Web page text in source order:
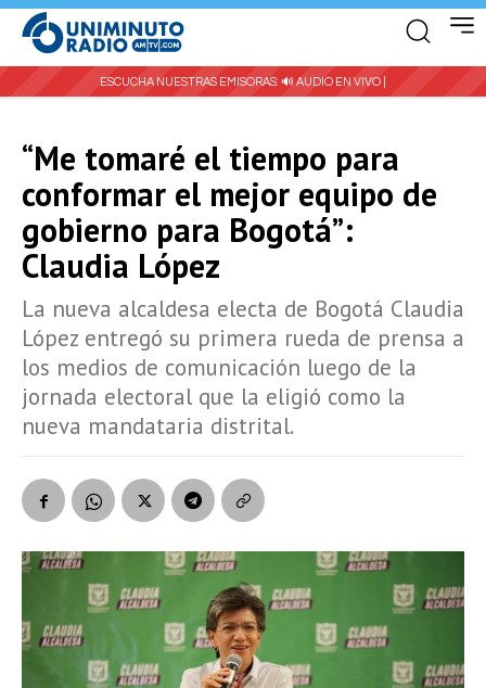
ESCUCHA NUESTRAS EMISORAS: 🔊 AUDIO EN VIVO |
“Me tomaré el tiempo para
conformar el mejor equipo de
gobierno para Bogotá”:
Claudia López
La nueva alcaldesa electa de Bogotá Claudia
López entregó su primera rueda de prensa a
los medios de comunicación luego de la
jornada electoral que la eligió como la
nueva mandataria distrital.